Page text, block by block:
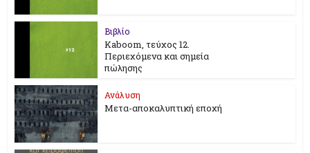
Βιβλίο
Kaboom, τεύχος 12.
Περιεχόμενα και σημεία
πώλησης
Ανάλυση
Μετα-αποκαλυπτική εποχή